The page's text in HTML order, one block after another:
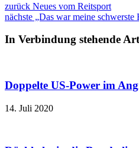
zurück Neues vom Reitsport
nächste „Das war meine schwerste
In Verbindung stehende
Doppelte US-Power im
14. Juli 2020